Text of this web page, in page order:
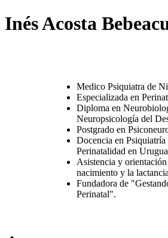
Inés Acosta
Medico Psiquiatra de
Especializada en
Diploma en
Neuropsicología del
Postgrado en
Docencia en
Perinatalidad en
Asistencia y
nacimiento y la lactancia
Fundadora de
Perinatal".